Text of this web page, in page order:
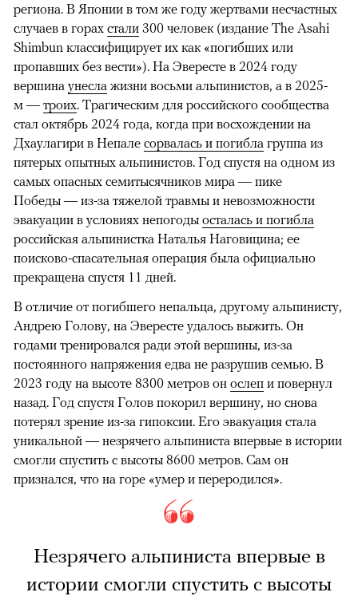
региона. В Японии в том же году жертвами несчастных
случаев в горах стали 300 человек (издание The Asahi
Shimbun классифицирует их как «погибших или
пропавших без вести»). На Эвересте в 2024 году
вершина унесла жизни восьми альпинистов, а в 2025-
м — троих. Трагическим для российского сообщества
стал октябрь 2024 года, когда при восхождении на
Дхаулагири в Непале сорвалась и погибла группа из
пятерых опытных альпинистов. Год спустя на одном из
самых опасных семитысячников мира — пике
Победы — из-за тяжелой травмы и невозможности
эвакуации в условиях непогоды осталась и погибла
российская альпинистка Наталья Наговицина; ее
поисково-спасательная операция была официально
прекращена спустя 11 дней.
В отличие от погибшего непальца, другому альпинисту,
Андрею Голову, на Эвересте удалось выжить. Он
годами тренировался ради этой вершины, из-за
постоянного напряжения едва не разрушив семью. В
2023 году на высоте 8300 метров он ослеп и повернул
назад. Год спустя Голов покорил вершину, но снова
потерял зрение из-за гипоксии. Его эвакуация стала
уникальной — незрячего альпиниста впервые в истории
смогли спустить с высоты 8600 метров. Сам он
признался, что на горе «умер и переродился».
Незрячего альпиниста впервые в
истории смогли спустить с высоты